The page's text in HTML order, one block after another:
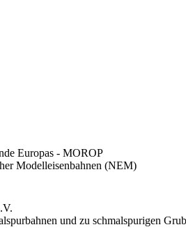
Europas - MOROP
Modelleisenbahnen (NEM)
und zu schmalspurigen